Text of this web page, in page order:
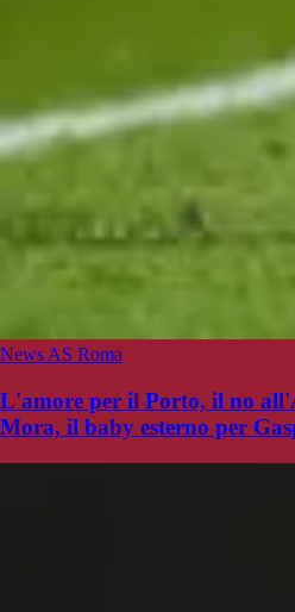
News AS Roma
L'amore per il Porto, il no
Mora, il baby esterno per